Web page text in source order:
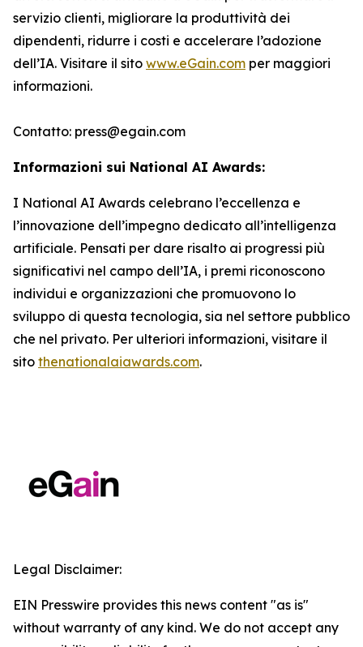
servizio clienti, migliorare la produttività dei
dipendenti, ridurre i costi e accelerare l’adozione
dell’IA. Visitare il sito www.eGain.com per maggiori
informazioni.
Contatto: press@egain.com
Informazioni sui National AI Awards:
I National AI Awards celebrano l’eccellenza e
l’innovazione dell’impegno dedicato all’intelligenza
artificiale. Pensati per dare risalto ai progressi più
significativi nel campo dell’IA, i premi riconoscono
individui e organizzazioni che promuovono lo
sviluppo di questa tecnologia, sia nel settore pubblico
che nel privato. Per ulteriori informazioni, visitare il
sito thenationalaiawards.com.
Legal Disclaimer:
EIN Presswire provides this news content "as is"
without warranty of any kind. We do not accept any